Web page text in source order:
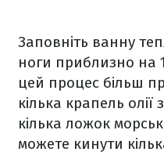
Заповніть ванну
ноги приблизно на
цей процес більш
кілька крапель
кілька ложок
можете кинути